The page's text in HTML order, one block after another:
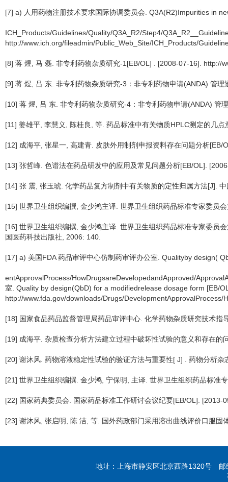
[7] a) 人用药物注册技术要求国际协调委员会. Q3A(R2)Impurities in
ICH_Products/Guidelines/Quality/Q3A_R2/Step4/
http://www.ich.org/fileadmin/Public_Web_Site/ICH_Products/
[8] 蒋 煜, 马 磊. 非专利药物杂质研究-1[EB/OL] . [2008-07-16]. http://
[9] 蒋 煜, 吕 东. 非专利药物杂质研究-3：非专利药物申请(ANDA) 管
[10] 蒋 煜, 吕 东. 非专利药物杂质研究-4：非专利药物申请(ANDA)
[11] 姜雄平, 李慧义, 陈桂良, 等. 药品标准中有关物质HPLC测定的几
[12] 成海平, 张星一, 高建青. 皮肤外用制剂申报资料存在问题分析
[13] 张哲峰. 色谱法在药品研发中的应用及常见问题分析[EB/OL].
[14] 张 震, 张玉琥. 化学药品复方制剂中有关物质的定性归属方法[J].
[15] 世界卫生组织编撰, 金少鸿主译. 世界卫生组织药品标准专家委员
[16] 世界卫生组织编撰, 金少鸿主译. 世界卫生组织药品标准专家委员
国医药科技出版社, 2006: 140.
[17] a) 美国FDA 药品审评中心仿制药审评办公室. Qualityby design(
entApprovalProcess/HowDrugsareDevelopedandApproved/
室. Quality by design(QbD) for a modifiedrelease dosage form [EB/
http://www.fda.gov/downloads/Drugs/
[18] 国家食品药品监督管理局药品审评中心. 化学药物杂质研究技术
[19] 成海平. 杂质检查分析方法建立过程中破坏性试验的意义和存在
[20] 谢沐风. 药物溶液稳定性试验的验证方法与重要性[ J] . 药物分析
[21] 世界卫生组织编撰. 金少鸿, 宁保明, 主译. 世界卫生组织药品标
[22] 国家药典委员会. 国家药品标准工作研讨会议纪要[EB/OL]. [2013-
[23] 谢沐风, 张启明, 陈 洁, 等. 国外药政部门采用溶出曲线评价口服
地址：上海市静安区北京西路1320号